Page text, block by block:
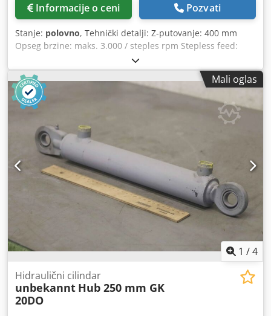
mm k 240 mm DIMENZIJE BAZE 580 k 600 mm MAKS.
UDALJENOST OD POVRŠINE KOLONE 260 MM KS / I / Z OSA
PUTOVANJA 515/175/430 mm PERO BRZINA UVLAČENJA
0.12; 0,18; 0.25 mm/obaj 90° OKRETNA GLAVA DESNO/LEVO
SNAGA MOTORA 1.8kV 2.5HP 400 V NAPAJANJE TEŽINA 350
kg
Informacije o ceni Pozvati
Stanje: polovno, Tehnički detalji: Z-putovanje: 400 mm
Opseg brzine: maks. 3.000 / steples rpm Stepless feed:
nema podataka Pero hod vertikalno: 100 mm Držač
vretena: MK2 Površina stola: 445 k 315 mm Udaljenost
tabela-Velika Britanija vreteno: maks. 520 mm Stol
putovanje: uzdužno: 250 mm Stol putovanje: poprečno:
330 mm Visina stola iznad poda: 920 mm Ukupna potrebna
snaga: 1,6 kV Težina mašine cca.: 1500 kg Djdpov A S Efofx
Adiock Dimenzije mašine DkŠkV: 1,3 k 1,1 k 2,0 m Primena:
Glodanje i bušenje rupa sa prorezima Na glavi vretena
bušilice nalazi se precizni merač za indikaciju dubine. 5k
T-slotovi prema DIN 650: a = 10; h = 18; b = 18; c = 8mm
Opremu: Dvosmerni displej digitalni ACU-RIDE *
Mali oglas
1 /4
Hidraulični cilindar
unbekannt Hub 250 mm GK
20DO